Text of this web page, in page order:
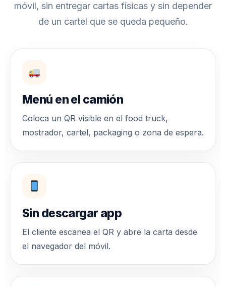
móvil, sin entregar cartas físicas y sin depender
de un cartel que se queda pequeño.
Menú en el camión
Coloca un QR visible en el food truck,
mostrador, cartel, packaging o zona de espera.
Sin descargar app
El cliente escanea el QR y abre la carta desde
el navegador del móvil.